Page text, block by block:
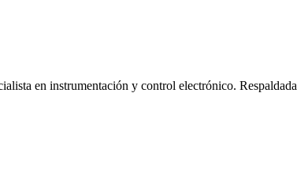
en instrumentación y control electrónico.